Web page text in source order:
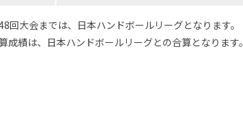
回大会までは、日本ハンドボールリーグとなります。
成績は、日本ハンドボールリーグとの合算となります。